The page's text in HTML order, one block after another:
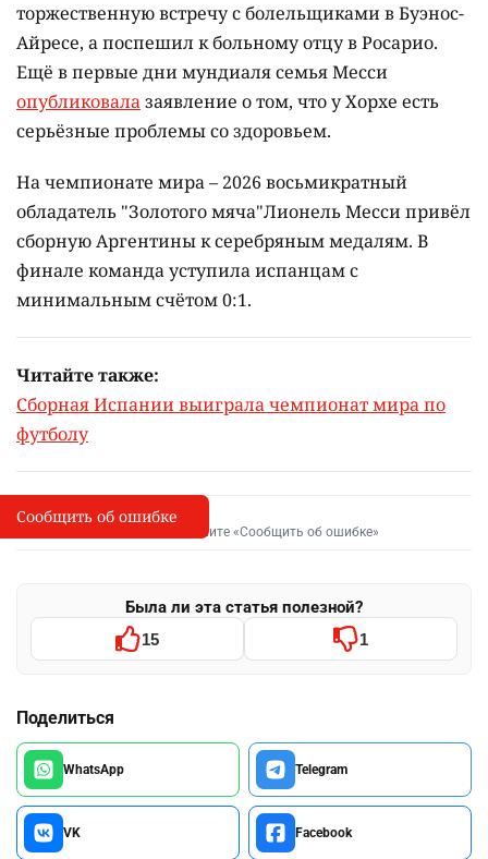
торжественную встречу с болельщиками в Буэнос-
Айресе, а поспешил к больному отцу в Росарио.
Ещё в первые дни мундиаля семья Месси
опубликовалазаявление о том, что у Хорхе есть
серьёзные проблемы со здоровьем.
На чемпионате мира – 2026 восьмикратный
обладатель "Золотого мяча"Лионель Месси привёл
сборную Аргентины к серебряным медалям. В
финале команда уступила испанцам с
минимальным счётом 0:1.
Читайте также:
Сборная Испании выиграла чемпионат мира по
футболу
I
Сообщить об опечатке
Выделите фрагмент и нажмите «Сообщить об ошибке»
Была ли эта статья полезной?
15 1
Поделиться
WhatsApp Telegram
VK Facebook
Сообщить об ошибке